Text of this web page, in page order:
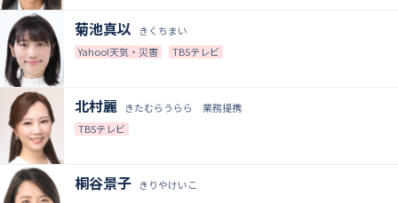
きくちまい
菊池真以
Yahoo!天気・災害 TBSテレビ
きたむらうらら 業務提携
北村麗
TBSテレビ
きりやけいこ
桐谷景子